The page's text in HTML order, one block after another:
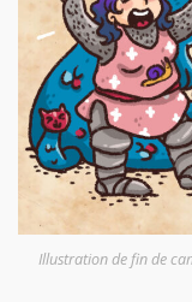
Illustration de fin de